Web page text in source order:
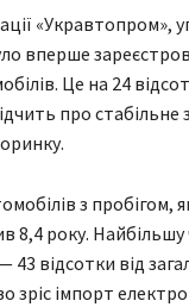
«Укравтопром»,
вперше
Це на 24
про стабільне
з пробігом,
8,4 року. Найбільшу
відсотки від
зріс імпорт